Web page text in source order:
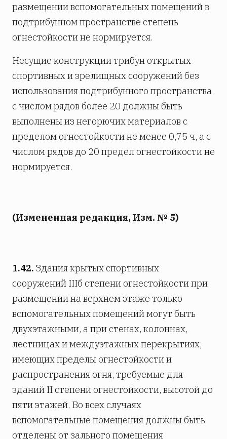
размещении вспомогательных помещений в
подтрибунном пространстве степень
огнестойкости не нормируется.
Несущие конструкции трибун открытых
спортивных и зрелищных сооружений без
использования подтрибунного пространства
с числом рядов более 20 должны быть
выполнены из негорючих материалов с
пределом огнестойкости не менее 0,75 ч, а с
числом рядов до 20 предел огнестойкости не
нормируется.
(Измененная редакция, Изм. № 5)
1.42. Здания крытых спортивных
сооружений IIIб степени огнестойкости при
размещении на верхнем этаже только
вспомогательных помещений могут быть
двухэтажными, а при стенах, колоннах,
лестницах и междуэтажных перекрытиях,
имеющих пределы огнестойкости и
распространения огня, требуемые для
зданий II степени огнестойкости, высотой до
пяти этажей. Во всех случаях
вспомогательные помещения должны быть
отделены от зального помещения